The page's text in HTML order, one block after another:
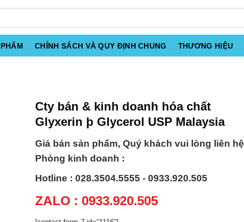
CHÍNH SÁCH VÀ QUY ĐỊNH CHUNG THƯƠNG HIỆU
Cty bán & kinh doanh hóa chất
Glyxerin þ Glycerol USP Malaysia
Giá bán sản phẩm, Quý khách vui lòng liên hệ
Phòng kinh doanh :
Hotline : 028.3504.5555 - 0933.920.505
ZALO : 0933.920.505